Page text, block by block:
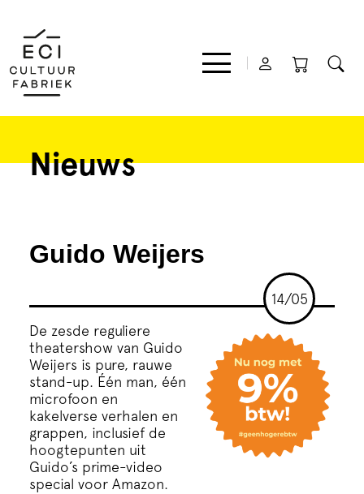
Film
Theater
Cursus
Onderwijs
ECI Cultuurcafé
Nieuws
Guido Weijers
14/05
De zesde reguliere
theatershow van Guido
Weijers is pure, rauwe
stand-up. Één man, één
microfoon en
kakelverse verhalen en
grappen, inclusief de
hoogtepunten uit
Guido’s prime-video
special voor Amazon.